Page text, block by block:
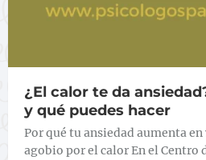
¿El calor te da
y qué puedes hacer
Por qué tu ansiedad aumenta
agobio por el calor En el Centro